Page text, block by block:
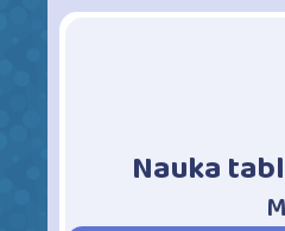
Nauka
-